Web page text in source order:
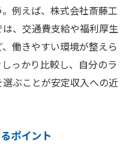
例えば、株式会社斎藤工
、交通費支給や福利厚生
働きやすい環境が整えら
っかり比較し、自分のラ
ぶことが安定収入への近
ポイント